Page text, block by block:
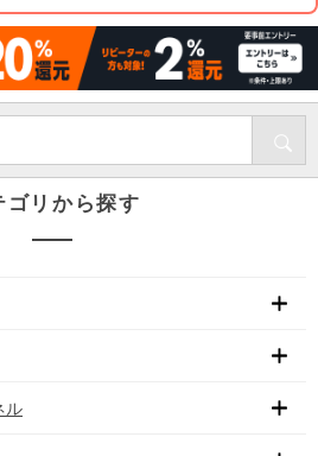
ゴリから探す
ル